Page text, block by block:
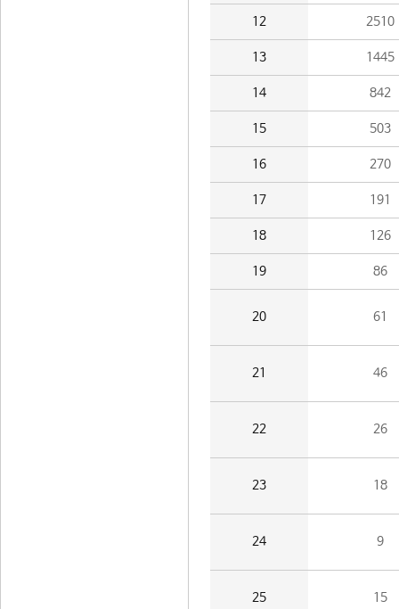
12 2510
13 1445
14 842
15 503
16 270
17 191
18 126
19 86
20 61
21 46
22 26
23 18
24 9
25 15